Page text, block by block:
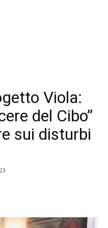
Viola:
del Cibo”
sui disturbi